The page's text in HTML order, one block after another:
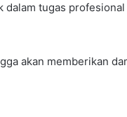
dalam tugas
akan memberikan